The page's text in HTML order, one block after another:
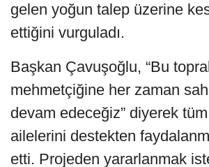
gelen yoğun talep üzerine
ettiğini vurguladı.
Başkan Çavuşoğlu, “Bu
mehmetçiğine her zaman
devam edeceğiz” diyerek
ailelerini destekten
etti. Projeden yararlanmak